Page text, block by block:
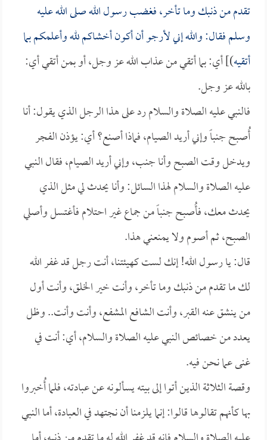
تقدم من ذنبك وما تأخر، فغضب رسول الله صلى الله عليه
وسلم فقال: والله إني لأرجو أن أكون أخشاكم لله وأعلمكم بما
أتقيه)] أي: بما أتقي من عذاب الله عز وجل، أو بمن أتقي أي:
بالله عز وجل.
فالنبي عليه الصلاة والسلام رد على هذا الرجل الذي يقول: أنا
أُصبح جنباً وإني أريد الصيام، فماذا أصنع؟ أي: يؤذن الفجر
ويدخل وقت الصبح وأنا جنب، وإني أريد الصيام، فقال النبي
عليه الصلاة والسلام لهذا السائل: وأنا يحدث لي مثل الذي
يحدث معك، فأُصبح جنباً من جماع غير احتلام فأغتسل وأصلي
الصبح، ثم أصوم ولا يمنعني هذا.
قال: يا رسول الله! إنك لست كهيئتنا، أنت رجل قد غفر الله
لك ما تقدم من ذنبك وما تأخر، وأنت خير الخلق، وأنت أول
من ينشق عنه القبر، وأنت الشافع المشفع، وأنت وأنت.. وظل
يعدد من خصائص النبي عليه الصلاة والسلام، أي: أنت في
غنى عما نحن فيه.
وقصة الثلاثة الذين أتوا إلى بيته يسألونه عن عبادته، فلما أُخبروا
بها كأنهم تقالوها قالوا: إنما يلزمنا أن نجتهد في العبادة، أما النبي